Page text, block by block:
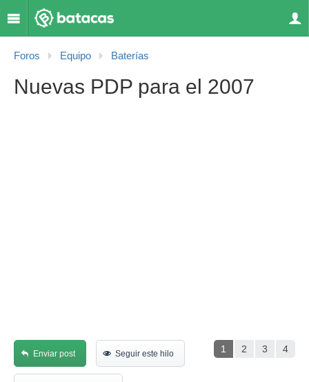
Foros Equipo Baterías
Nuevas PDP para el 2007
1 2 3 4
Enviar post Seguir este hilo